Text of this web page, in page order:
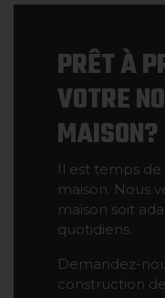
PRÊT À
VOTRE
MAISON?
Il est temps
maison. Nous
maison soit
quotidiens.
Demandez-
construction